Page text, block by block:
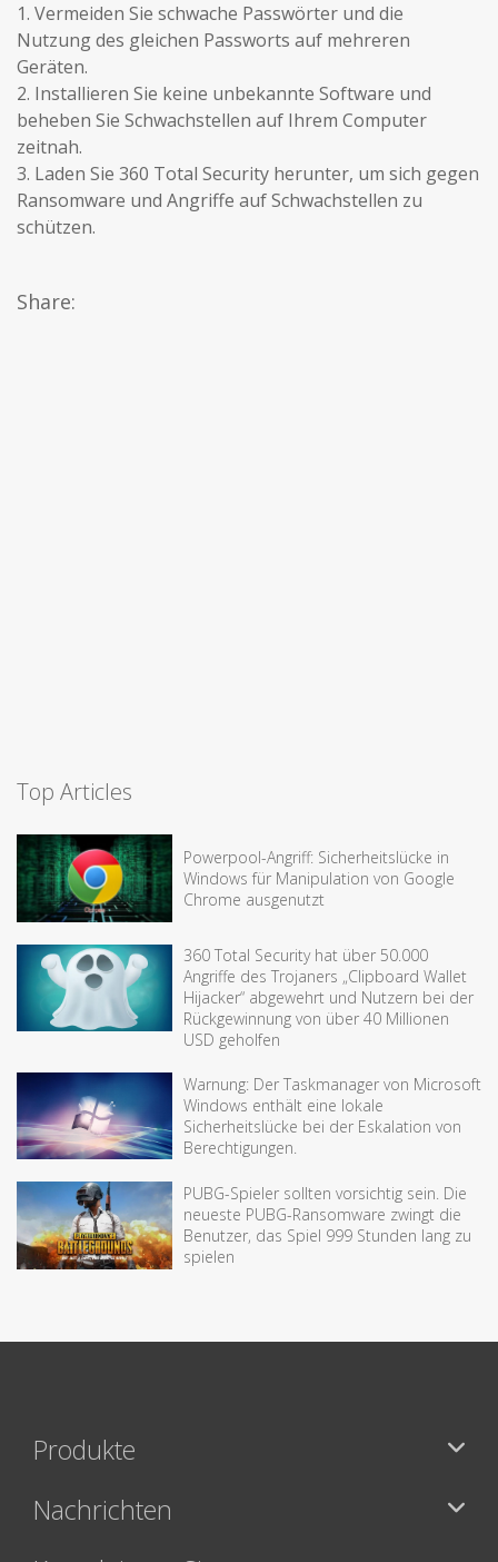
1. Vermeiden Sie schwache Passwörter und die
Nutzung des gleichen Passworts auf mehreren
Geräten.
2. Installieren Sie keine unbekannte Software und
beheben Sie Schwachstellen auf Ihrem Computer
zeitnah.
3. Laden Sie 360 Total Security herunter, um sich gegen
Ransomware und Angriffe auf Schwachstellen zu
schützen.
Share:
Top Articles
Powerpool-Angriff: Sicherheitslücke in
Windows für Manipulation von Google
Chrome ausgenutzt
360 Total Security hat über 50.000
Angriffe des Trojaners „Clipboard Wallet
Hijacker“ abgewehrt und Nutzern bei der
Rückgewinnung von über 40 Millionen
USD geholfen
Warnung: Der Taskmanager von Microsoft
Windows enthält eine lokale
Sicherheitslücke bei der Eskalation von
Berechtigungen.
PUBG-Spieler sollten vorsichtig sein. Die
neueste PUBG-Ransomware zwingt die
Benutzer, das Spiel 999 Stunden lang zu
spielen
Produkte
Nachrichten